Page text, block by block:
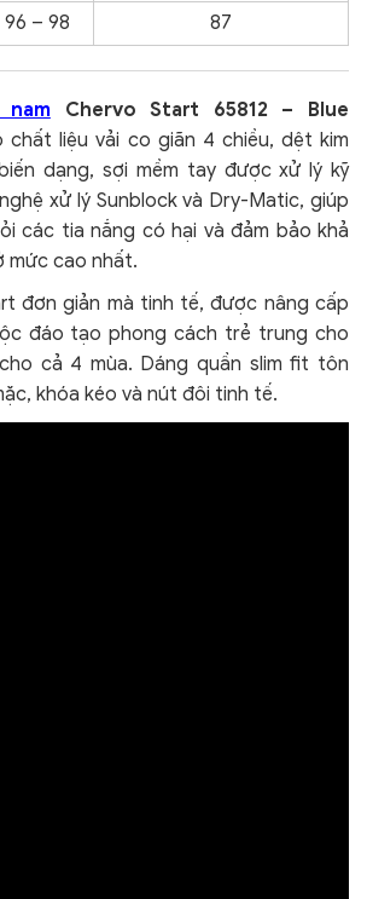
96 – 98 87
Chervo Start 65812 – Blue
chất liệu vải co giãn 4 chiều, dệt kim
dạng, sợi mềm tay được xử lý kỹ
xử lý Sunblock và Dry-Matic, giúp
các tia nắng có hại và đảm bảo khả
mức cao nhất.
đơn giản mà tinh tế, được nâng cấp
đáo tạo phong cách trẻ trung cho
cả 4 mùa. Dáng quần slim fit tôn
khóa kéo và nút đôi tinh tế.